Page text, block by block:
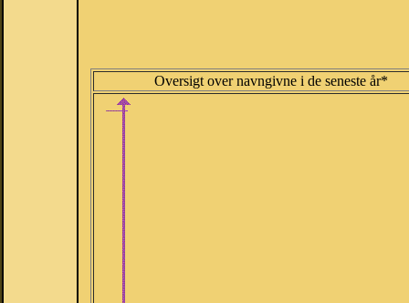
Oversigt over navngivne i de seneste år*